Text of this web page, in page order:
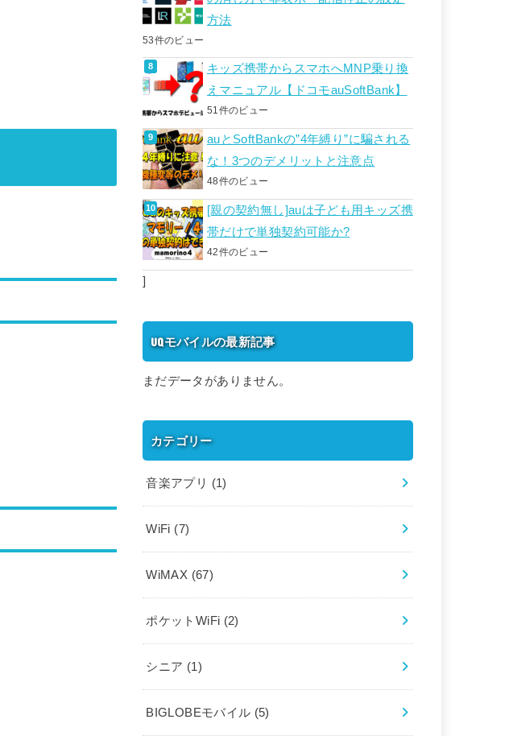
方法
53件のビュー
キッズ携帯からスマホへMNP乗り換
えマニュアル【ドコモauSoftBank】
51件のビュー
auとSoftBankの”4年縛り”に騙される
な！3つのデメリットと注意点
48件のビュー
[親の契約無し]auは子ども用キッズ携
帯だけで単独契約可能か?
42件のビュー
]
UQモバイルの最新記事
まだデータがありません。
カテゴリー
音楽アプリ (1)
WiFi (7)
WiMAX (67)
ポケットWiFi (2)
シニア (1)
BIGLOBEモバイル (5)